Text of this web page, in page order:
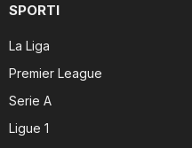
SPORTI
La Liga
Premier League
Serie A
Ligue 1